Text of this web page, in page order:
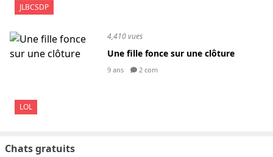
JLBCSDP
LOL
4,410 vues
Une fille fonce sur une clôture
9 ans 2 com
Chats gratuits